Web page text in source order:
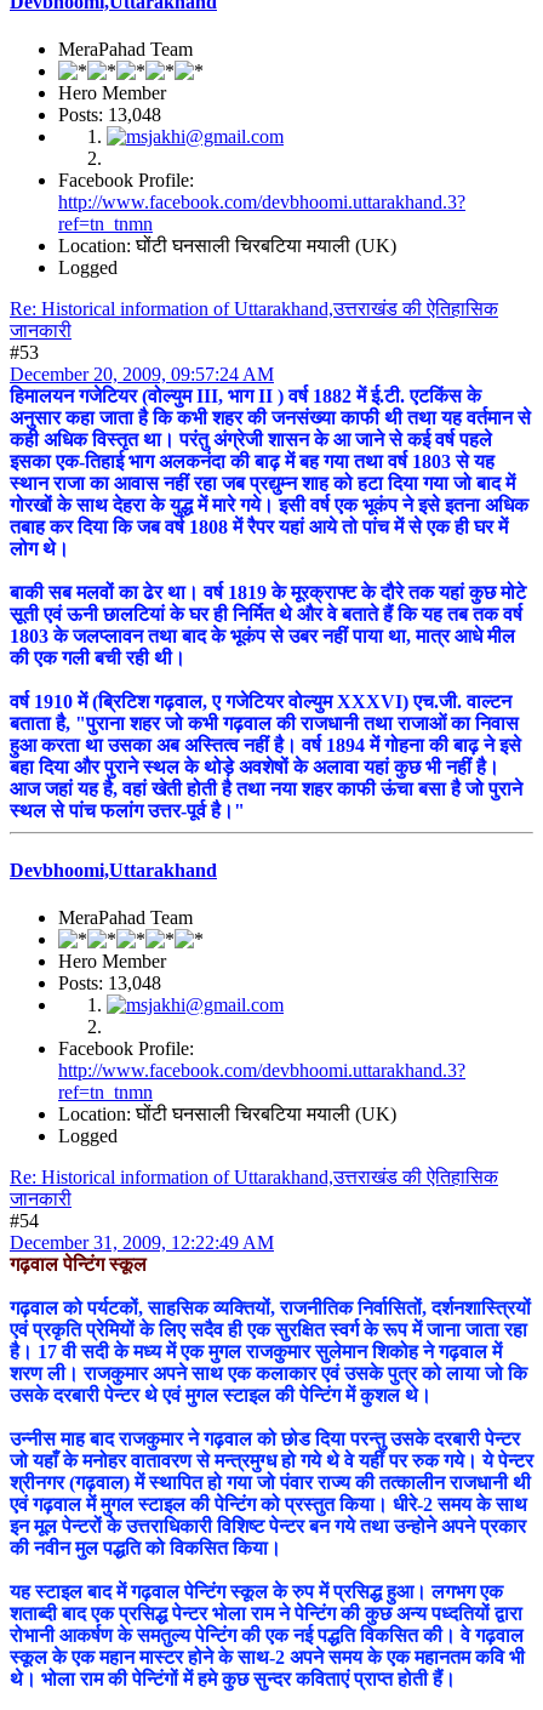
MeraPahad Team
Hero Member
Posts: 13,048
Facebook Profile:
http://www.facebook.com/devbhoomi.uttarakhand.3?
ref=tn_tnmn
Location: घोंटी घनसाली चिरबटिया मयाली (UK)
Logged
Re: Historical information of Uttarakhand,उत्तराखंड की ऐतिहासिक
जानकारी
#53
December 20, 2009, 09:57:24 AM
हिमालयन गजेटियर (वोल्युम III, भाग II ) वर्ष 1882 में ई.टी. एटकिंस के
अनुसार कहा जाता है कि कभी शहर की जनसंख्या काफी थी तथा यह वर्तमान से
कही अधिक विस्तृत था। परंतु अंग्रेजी शासन के आ जाने से कई वर्ष पहले
इसका एक-तिहाई भाग अलकनंदा की बाढ़ में बह गया तथा वर्ष 1803 से यह
स्थान राजा का आवास नहीं रहा जब प्रद्युम्न शाह को हटा दिया गया जो बाद में
गोरखों के साथ देहरा के युद्ध में मारे गये। इसी वर्ष एक भूकंप ने इसे इतना अधिक
तबाह कर दिया कि जब वर्ष 1808 में रैपर यहां आये तो पांच में से एक ही घर में
लोग थे।
बाकी सब मलवों का ढेर था। वर्ष 1819 के मूरक्राफ्ट के दौरे तक यहां कुछ मोटे
सूती एवं ऊनी छालटियां के घर ही निर्मित थे और वे बताते हैं कि यह तब तक वर्ष
1803 के जलप्लावन तथा बाद के भूकंप से उबर नहीं पाया था, मात्र आधे मील
की एक गली बची रही थी।
वर्ष 1910 में (ब्रिटिश गढ़वाल, ए गजेटियर वोल्युम XXXVI) एच.जी. वाल्टन
बताता है, "पुराना शहर जो कभी गढ़वाल की राजधानी तथा राजाओं का निवास
हुआ करता था उसका अब अस्तित्व नहीं है। वर्ष 1894 में गोहना की बाढ़ ने इसे
बहा दिया और पुराने स्थल के थोड़े अवशेषों के अलावा यहां कुछ भी नहीं है।
आज जहां यह है, वहां खेती होती है तथा नया शहर काफी ऊंचा बसा है जो पुराने
स्थल से पांच फलांग उत्तर-पूर्व है।"
Devbhoomi,Uttarakhand
MeraPahad Team
Hero Member
Posts: 13,048
Facebook Profile:
http://www.facebook.com/devbhoomi.uttarakhand.3?
ref=tn_tnmn
Location: घोंटी घनसाली चिरबटिया मयाली (UK)
Logged
Re: Historical information of Uttarakhand,उत्तराखंड की ऐतिहासिक
जानकारी
#54
December 31, 2009, 12:22:49 AM
गढ़वाल पेन्टिंग स्कूल
गढ़वाल को पर्यटकों, साहसिक व्यक्तियों, राजनीतिक निर्वासितों, दर्शनशास्त्रियों
एवं प्रकृति प्रेमियों के लिए सदैव ही एक सुरक्षित स्वर्ग के रूप में जाना जाता रहा
है। 17 वी सदी के मध्य में एक मुगल राजकुमार सुलेमान शिकोह ने गढ़वाल में
शरण ली। राजकुमार अपने साथ एक कलाकार एवं उसके पुत्र को लाया जो कि
उसके दरबारी पेन्टर थे एवं मुगल स्टाइल की पेन्टिंग में कुशल थे।
उन्नीस माह बाद राजकुमार ने गढ़वाल को छोड दिया परन्तु उसके दरबारी पेन्टर
जो यहाँ के मनोहर वातावरण से मन्त्रमुग्ध हो गये थे वे यहीं पर रुक गये। ये पेन्टर
श्रीनगर (गढ़वाल) में स्थापित हो गया जो पंवार राज्य की तत्कालीन राजधानी थी
एवं गढ़वाल में मुगल स्टाइल की पेन्टिंग को प्रस्तुत किया। धीरे-2 समय के साथ
इन मूल पेन्टरों के उत्तराधिकारी विशिष्ट पेन्टर बन गये तथा उन्होने अपने प्रकार
की नवीन मुल पद्धति को विकसित किया।
यह स्टाइल बाद में गढ़वाल पेन्टिंग स्कूल के रुप में प्रसिद्ध हुआ। लगभग एक
शताब्दी बाद एक प्रसिद्ध पेन्टर भोला राम ने पेन्टिंग की कुछ अन्य पध्दतियों द्वारा
रोभानी आकर्षण के समतुल्य पेन्टिंग की एक नई पद्धति विकसित की। वे गढ़वाल
स्कूल के एक महान मास्टर होने के साथ-2 अपने समय के एक महानतम कवि भी
थे। भोला राम की पेन्टिंगों में हमे कुछ सुन्दर कविताएं प्राप्त होती हैं।